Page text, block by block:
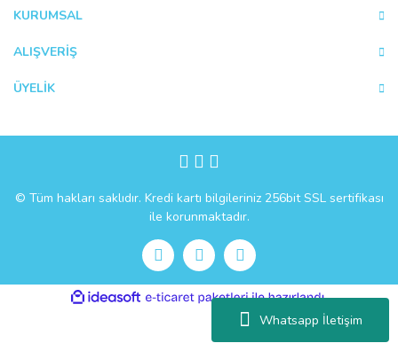
Whatsapp İletişim
KURUMSAL
ALIŞVERİŞ
ÜYELİK
© Tüm hakları saklıdır. Kredi kartı bilgileriniz 256bit SSL sertifikası
ile korunmaktadır.
ideasoft
e-
ticaret
paketleri
ile
hazırlandı.